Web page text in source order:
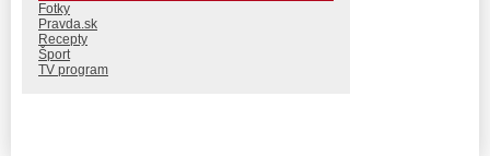
Fotky
Pravda.sk
Recepty
Šport
TV program